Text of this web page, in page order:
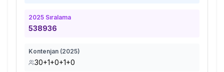
2025 Sıralama
538936
Kontenjan (2025)
30+1+0+1+0